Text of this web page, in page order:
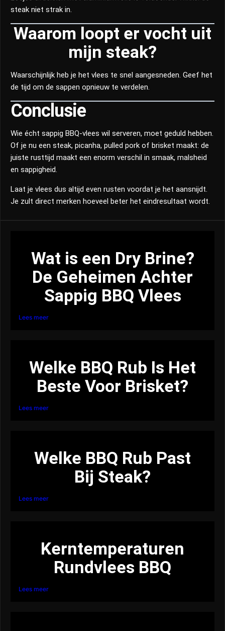
steak niet strak in.
Waarom loopt er vocht uit
mijn steak?
Waarschijnlijk heb je het vlees te snel aangesneden. Geef het
de tijd om de sappen opnieuw te verdelen.
Conclusie
Wie écht sappig BBQ-vlees wil serveren, moet geduld hebben.
Of je nu een steak, picanha, pulled pork of brisket maakt: de
juiste rusttijd maakt een enorm verschil in smaak, malsheid
en sappigheid.
Laat je vlees dus altijd even rusten voordat je het aansnijdt.
Je zult direct merken hoeveel beter het eindresultaat wordt.
Wat is een Dry Brine?
De Geheimen Achter
Sappig BBQ Vlees
Lees meer
Welke BBQ Rub Is Het
Beste Voor Brisket?
Lees meer
Welke BBQ Rub Past
Bij Steak?
Lees meer
Kerntemperaturen
Rundvlees BBQ
Lees meer